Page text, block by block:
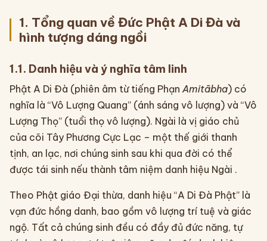
1. Tổng quan về Đức Phật A Di Đà và
hình tượng dáng ngồi
1.1. Danh hiệu và ý nghĩa tâm linh
Phật A Di Đà (phiên âm từ tiếng PhạnAmitābha) có
nghĩa là “Vô Lượng Quang” (ánh sáng vô lượng) và “Vô
Lượng Thọ” (tuổi thọ vô lượng). Ngài là vị giáo chủ
của cõi Tây Phương Cực Lạc – một thế giới thanh
tịnh, an lạc, nơi chúng sinh sau khi qua đời có thể
được tái sinh nếu thành tâm niệm danh hiệu Ngài .
Theo Phật giáo Đại thừa, danh hiệu “A Di Đà Phật” là
vạn đức hồng danh, bao gồm vô lượng trí tuệ và giác
ngộ. Tất cả chúng sinh đều có đầy đủ đức năng, tự